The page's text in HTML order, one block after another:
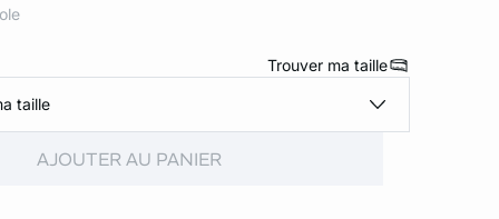
Trouver ma taille
taille
AJOUTER AU PANIER